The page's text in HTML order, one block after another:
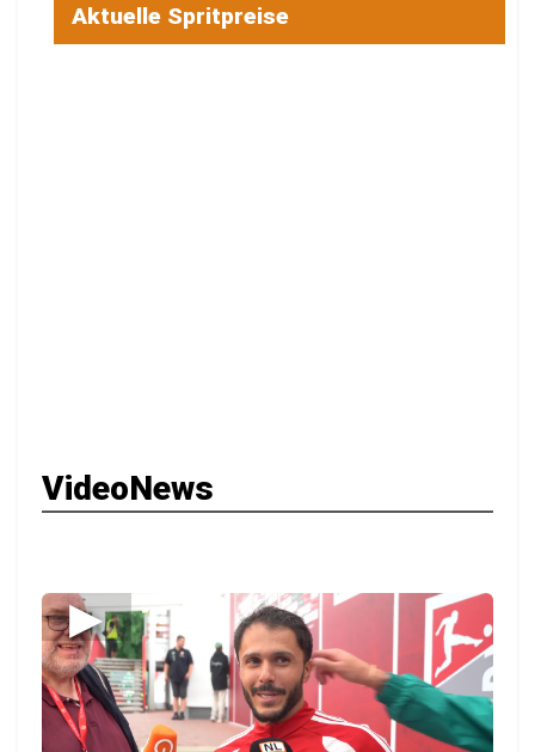
Aktuelle Spritpreise
VideoNews
▶